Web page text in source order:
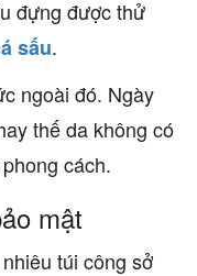
đựng được thử
sấu.
ngoài đó. Ngày
thế da không có
cách.
mật
túi công sở